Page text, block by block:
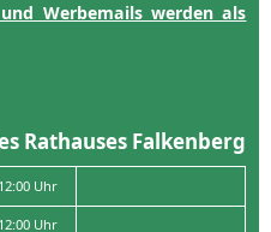
Werbemails werden als
Rathauses Falkenberg
Uhr
Uhr